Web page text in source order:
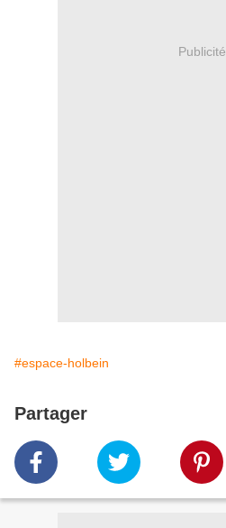
Publicité
#espace-holbein
Partager